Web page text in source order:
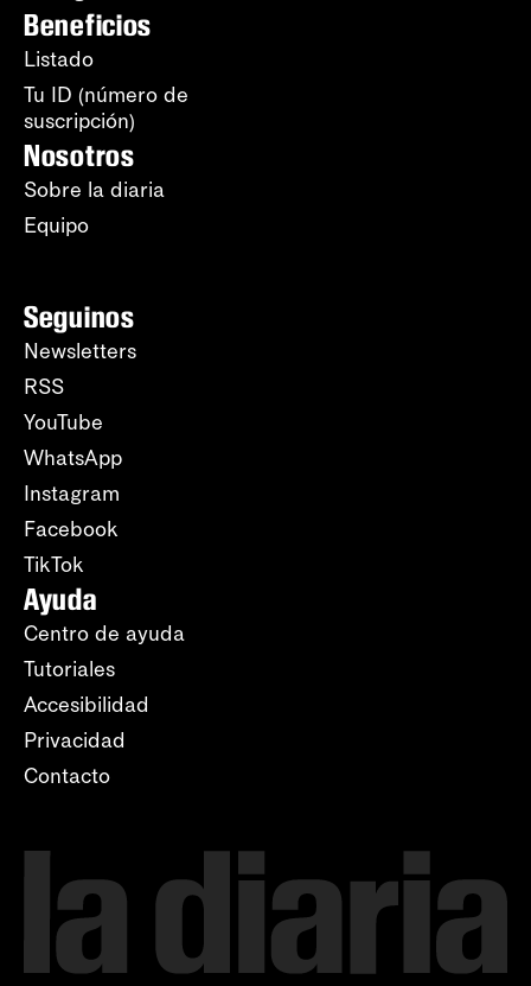
Beneficios
Listado
Tu ID (número de
suscripción)
Nosotros
Sobre la diaria
Equipo
Seguinos
Newsletters
RSS
YouTube
WhatsApp
Instagram
Facebook
TikTok
Ayuda
Centro de ayuda
Tutoriales
Accesibilidad
Privacidad
Contacto